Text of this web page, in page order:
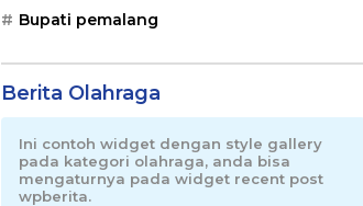
Bupati pemalang
Berita Olahraga
Ini contoh widget dengan style gallery
pada kategori olahraga, anda bisa
mengaturnya pada widget recent post
wpberita.